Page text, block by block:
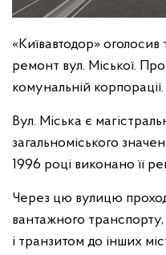
«Київавтодор»
ремонт вул. Міської.
комунальній корпорації.
Вул. Міська є
загальноміського
1996 році виконано її
Через цю вулицю
вантажного
і транзитом до інших